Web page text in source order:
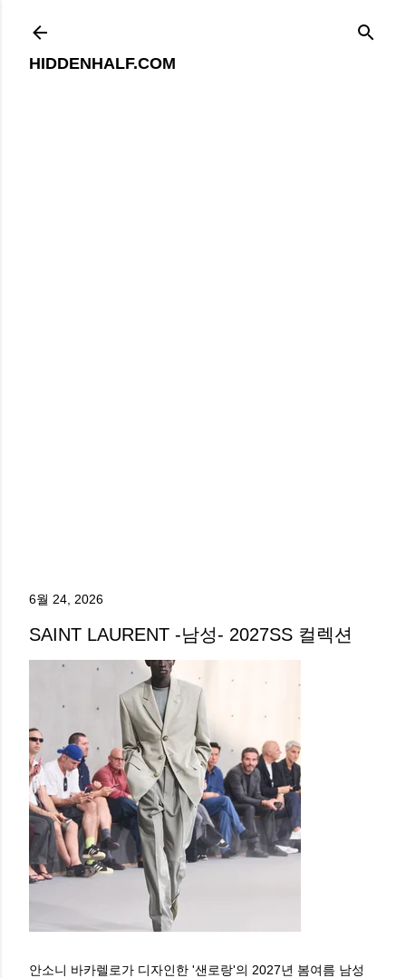
HIDDENHALF.COM
6월 24, 2026
SAINT LAURENT -남성- 2027SS 컬렉션
안소니 바카렐로가 디자인한 '샌로랑'의 2027년 봄여름 남성